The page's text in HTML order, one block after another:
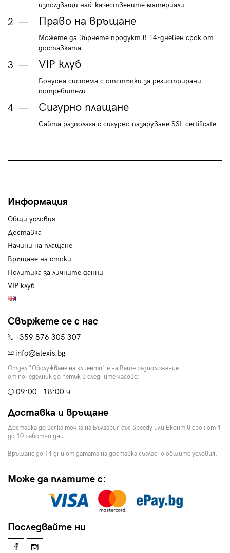
използващи най-качествените материали
2 Право на връщане
Можете да върнете продукт в 14-дневен срок от
доставката
3 VIP клуб
Бонусна система с отстъпки за регистрирани
потребители
4 Сигурно плащане
Сайта разполага с сигурно пазаруване SSL certificate
Информация
Общи условия
Доставка
Начини на плащане
Връщане на стоки
Политика за личните данни
VIP клуб
Свържете се с нас
+359 876 305 307
info@alexis.bg
Отдел "Обслужване на клиенти" е на Ваше разположение
от понеделник до петък в следните часове:
09:00 - 18:00 ч.
Доставка и връщане
Доставка до всяка точка на България със Speedy или Еконт в срок от 4
до 10 работни дни.
Връщане до 14 дни от датата на доставка съгласно общите условия.
Може да платите с:
Последвайте ни